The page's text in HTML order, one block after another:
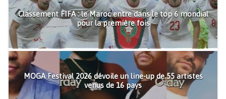
Classement FIFA : le Maroc entre dans le top 6 mondial
pour la première fois
MOGA Festival 2026 dévoile un line-up de 55 artistes
venus de 16 pays